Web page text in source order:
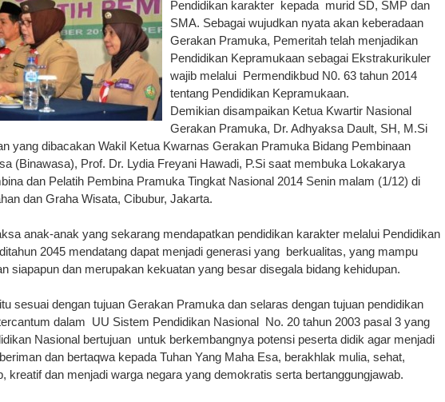
Pendidikan karakter kepada murid SD, SMP dan
SMA. Sebagai wujudkan nyata akan keberadaan
Gerakan Pramuka, Pemeritah telah menjadikan
Pendidikan Kepramukaan sebagai Ekstrakurikuler
wajib melalui Permendikbud N0. 63 tahun 2014
tentang Pendidikan Kepramukaan.
Demikian disampaikan Ketua Kwartir Nasional
Gerakan Pramuka, Dr. Adhyaksa Dault, SH, M.Si
yang dibacakan Wakil Ketua Kwarnas Gerakan Pramuka Bidang Pembinaan
(Binawasa), Prof. Dr. Lydia Freyani Hawadi, P.Si saat membuka Lokakarya
dan Pelatih Pembina Pramuka Tingkat Nasional 2014 Senin malam (1/12) di
dan Graha Wisata, Cibubur, Jakarta.
anak-anak yang sekarang mendapatkan pendidikan karakter melalui Pendidikan
2045 mendatang dapat menjadi generasi yang berkualitas, yang mampu
siapapun dan merupakan kekuatan yang besar disegala bidang kehidupan.
sesuai dengan tujuan Gerakan Pramuka dan selaras dengan tujuan pendidikan
dalam UU Sistem Pendidikan Nasional No. 20 tahun 2003 pasal 3 yang
Nasional bertujuan untuk berkembangnya potensi peserta didik agar menjadi
dan bertaqwa kepada Tuhan Yang Maha Esa, berakhlak mulia, sehat,
kreatif dan menjadi warga negara yang demokratis serta bertanggungjawab.